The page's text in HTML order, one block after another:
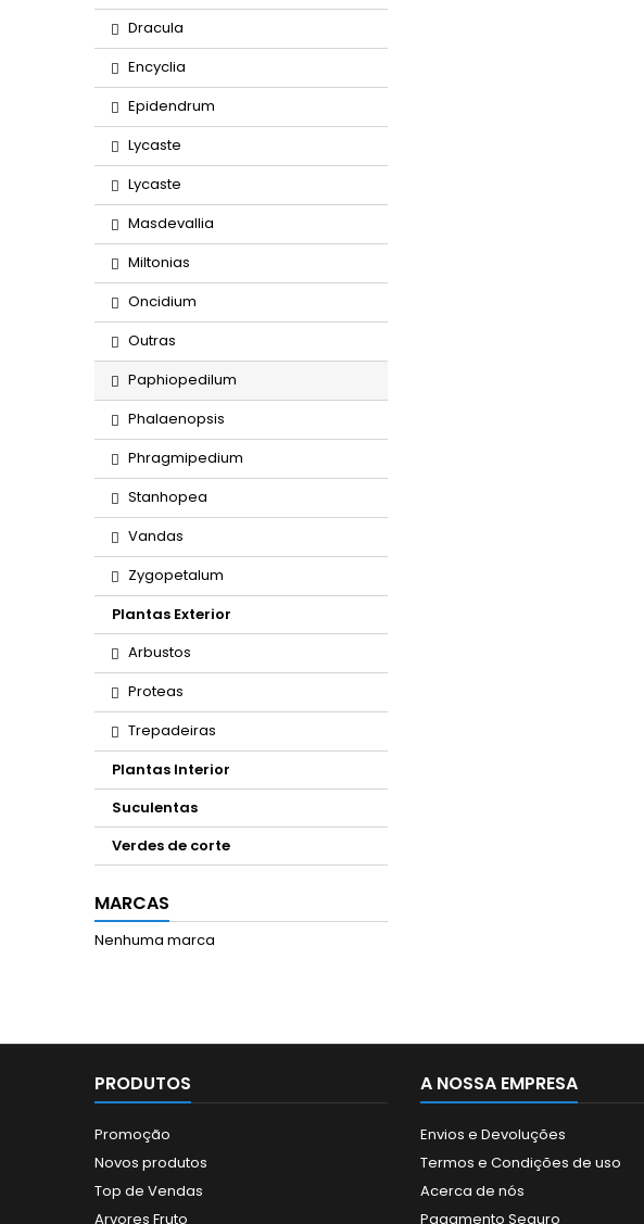
Dracula
Encyclia
Epidendrum
Lycaste
Lycaste
Masdevallia
Miltonias
Oncidium
Outras
Paphiopedilum
Phalaenopsis
Phragmipedium
Stanhopea
Vandas
Zygopetalum
Plantas Exterior
Arbustos
Proteas
Trepadeiras
Plantas Interior
Suculentas
Verdes de corte
MARCAS
Nenhuma marca
PRODUTOS
Promoção
Novos produtos
Top de Vendas
Arvores Fruto
A NOSSA EMPRESA
Envios e Devoluções
Termos e Condições de uso
Acerca de nós
Pagamento Seguro